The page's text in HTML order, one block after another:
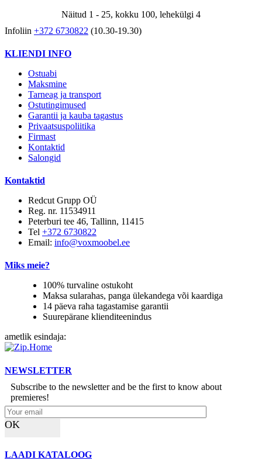
Näitud 1 - 25, kokku 100, lehekülgi 4
Infoliin +372 6730822 (10.30-19.30)
KLIENDI INFO
Ostuabi
Maksmine
Tarneag ja transport
Ostutingimused
Garantii ja kauba tagastus
Privaatsuspoliitika
Firmast
Kontaktid
Salongid
Kontaktid
Redcut Grupp OÜ
Reg. nr. 11534911
Peterburi tee 46, Tallinn, 11415
Tel +372 6730822
Email: info@voxmoobel.ee
Miks meie?
100% turvaline ostukoht
Maksa sularahas, panga ülekandega või kaardiga
14 päeva raha tagastamise garantii
Suurepärane klienditeenindus
ametlik esindaja:
NEWSLETTER
Subscribe to the newsletter and be the first to know about
premieres!
OK
LAADI KATALOOG